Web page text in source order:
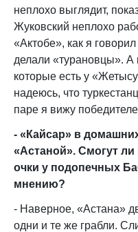
неплохо выглядит,
Жуковский неплохо
«Актобе», как я
делали «турановцы». А
которые есть у
надеюсь, что
паре я вижу
- «Кайсар» в
«Астаной». Смогут
очки у подопечных
мнению?
- Наверное, «Астана»
одни и те же грабли.